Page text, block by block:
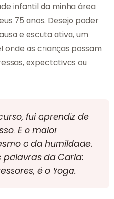
infantil da minha área
75 anos. Desejo poder
e escuta ativa, um
onde as crianças possam
expectativas ou
fui aprendiz de
E o maior
o da humildade.
palavras da Carla:
é o Yoga.